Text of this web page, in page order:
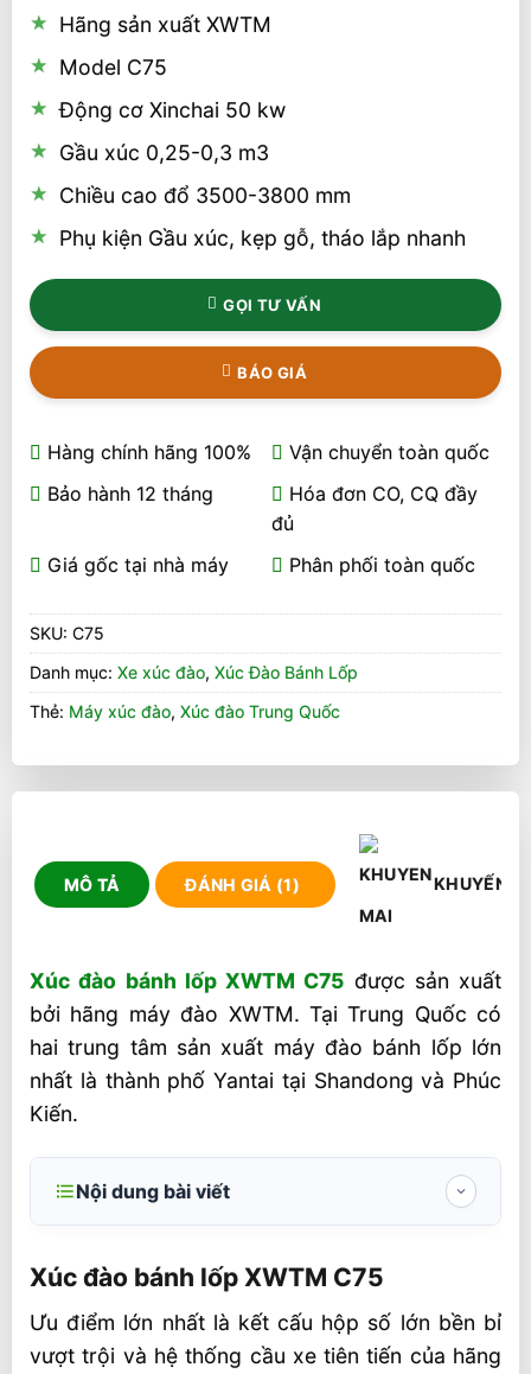
Hãng sản xuất XWTM
Model C75
Động cơ Xinchai 50 kw
Gầu xúc 0,25-0,3 m3
Chiều cao đổ 3500-3800 mm
Phụ kiện Gầu xúc, kẹp gỗ, tháo lắp nhanh
GỌI TƯ VẤN
BÁO GIÁ
Hàng chính hãng 100%
Vận chuyển toàn quốc
Bảo hành 12 tháng
Hóa đơn CO, CQ đầy
đủ
Giá gốc tại nhà máy
Phân phối toàn quốc
SKU: C75
Danh mục: Xe xúc đào, Xúc Đào Bánh Lốp
Thẻ: Máy xúc đào, Xúc đào Trung Quốc
MÔ TẢ ĐÁNH GIÁ (1) KHUYẾN
Xúc đào bánh lốp XWTM C75 được sản xuất
bởi hãng máy đào XWTM. Tại Trung Quốc có
hai trung tâm sản xuất máy đào bánh lốp lớn
nhất là thành phố Yantai tại Shandong và Phúc
Kiến.
Nội dung bài viết
Thông số kỹ thuật xúc đào bánh lốp
XWTM C75
Giá xe xúc đào bánh lốp XWTM C75
Xúc đào bánh lốp XWTM C75
Ưu điểm lớn nhất là kết cấu hộp số lớn bền bỉ
vượt trội và hệ thống cầu xe tiên tiến của hãng